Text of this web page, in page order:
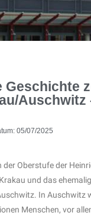
Geschichte
Auschwitz
05/07/2025
Oberstufe der
und das
In Auschwitz
Menschen, vor